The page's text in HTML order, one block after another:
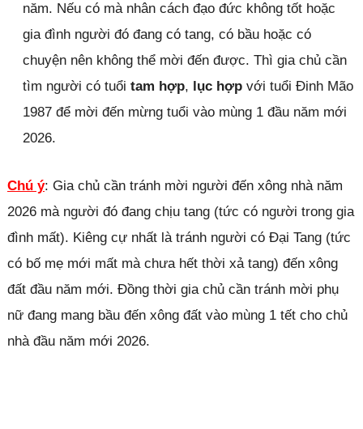
năm. Nếu có mà nhân cách đạo đức không tốt hoặc
gia đình người đó đang có tang, có bầu hoặc có
chuyện nên không thể mời đến được. Thì gia chủ cần
tìm người có tuổi tam hợp, lục hợpvới tuổi Đinh Mão
1987 để mời đến mừng tuổi vào mùng 1 đầu năm mới
2026.
Chú ý: Gia chủ cần tránh mời người đến xông nhà năm
2026 mà người đó đang chịu tang (tức có người trong gia
đình mất). Kiêng cự nhất là tránh người có Đại Tang (tức
có bố mẹ mới mất mà chưa hết thời xả tang) đến xông
đất đầu năm mới. Đồng thời gia chủ cần tránh mời phụ
nữ đang mang bầu đến xông đất vào mùng 1 tết cho chủ
nhà đầu năm mới 2026.